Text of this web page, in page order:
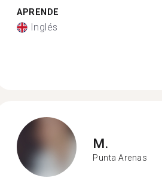
APRENDE
Inglés
M.
Punta Arenas